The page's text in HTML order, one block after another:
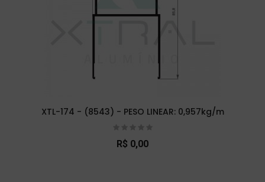
XTL-174 - (8543) - PESO LINEAR: 0,957kg/m
R$ 0,00